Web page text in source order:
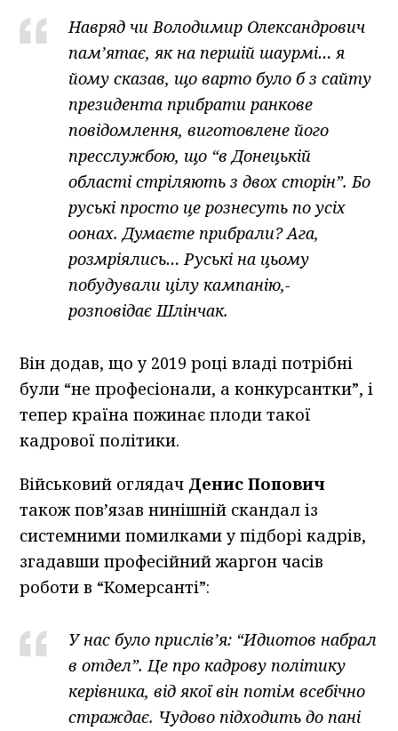
Навряд чи Володимир Олександрович
пам’ятає, як на першій шаурмі… я
йому сказав, що варто було б з сайту
президента прибрати ранкове
повідомлення, виготовлене його
пресслужбою, що “в Донецькій
області стріляють з двох сторін”. Бо
руські просто це рознесуть по усіх
оонах. Думаєте прибрали? Ага,
розмріялись… Руські на цьому
побудували цілу кампанію,-
розповідає Шлінчак.
Він додав, що у 2019 році владі потрібні
були “не професіонали, а конкурсантки”, і
тепер країна пожинає плоди такої
кадрової політики.
Військовий оглядач Денис Попович
також пов’язав нинішній скандал із
системними помилками у підборі кадрів,
згадавши професійний жаргон часів
роботи в “Комерсанті”:
У нас було прислів’я: “Идиотов набрал
в отдел”. Це про кадрову політику
керівника, від якої він потім всебічно
страждає. Чудово підходить до пані